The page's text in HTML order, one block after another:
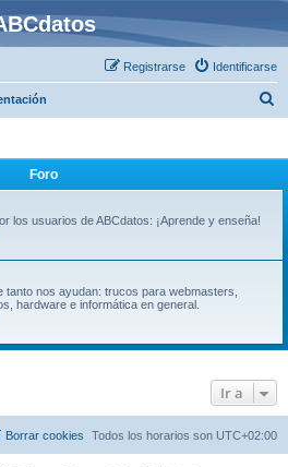
Identificarse
Registrarse
Foro
los usuarios de ABCdatos: ¡Aprende y enseña!
tanto nos ayudan: trucos para webmasters,
hardware e informática en general.
Ir a
Todos los horarios son UTC+02:00
Borrar cookies